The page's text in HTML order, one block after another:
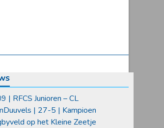
RFCS Junioren – CL
| 27-5 | Kampioen
op het Kleine Zeetje